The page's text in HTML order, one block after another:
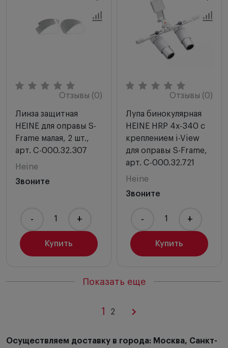
Отзывы (0)
Линза защитная
HEINE для оправы S-
Frame малая, 2 шт.,
арт. C-000.32.307
Heine
Звоните
Купить
- +
Отзывы (0)
Лупа бинокулярная
HEINE HRP 4х-340 с
креплением i-View
для оправы S-Frame,
арт. C-000.32.721
Heine
Звоните
Купить
- +
Показать еще
1 2
Осуществляем доставку в города: Москва, Санкт-